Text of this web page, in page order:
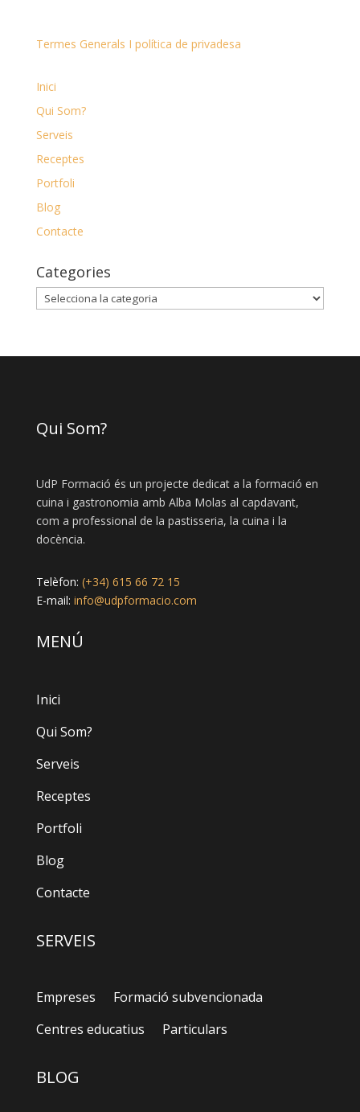
Termes Generals I política de privadesa
Inici
Qui Som?
Serveis
Receptes
Portfoli
Blog
Contacte
Categories
Categories
Qui Som?
UdP Formació és un projecte dedicat a la formació en
cuina i gastronomia amb Alba Molas al capdavant,
com a professional de la pastisseria, la cuina i la
docència.
Telèfon: (+34) 615 66 72 15
E-mail: info@udpformacio.com
MENÚ
Inici
Qui Som?
Serveis
Receptes
Portfoli
Blog
Contacte
SERVEIS
Empreses
Formació subvencionada
Centres educatius
Particulars
BLOG